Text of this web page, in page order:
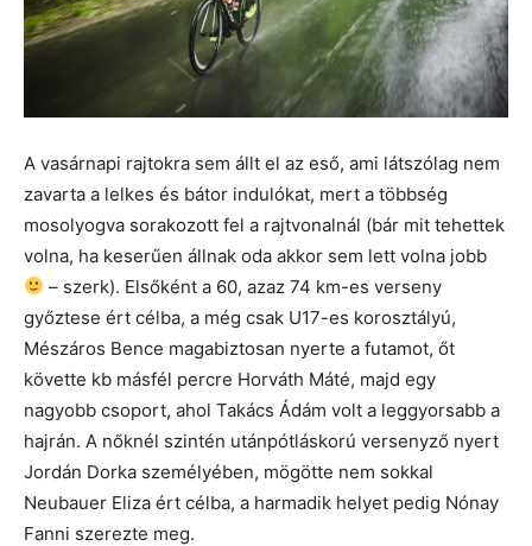
A vasárnapi rajtokra sem állt el az eső, ami látszólag nem
zavarta a lelkes és bátor indulókat, mert a többség
mosolyogva sorakozott fel a rajtvonalnál (bár mit tehettek
volna, ha keserűen állnak oda akkor sem lett volna jobb
– szerk). Elsőként a 60, azaz 74 km-es verseny
győztese ért célba, a még csak U17-es korosztályú,
Mészáros Bence magabiztosan nyerte a futamot, őt
követte kb másfél percre Horváth Máté, majd egy
nagyobb csoport, ahol Takács Ádám volt a leggyorsabb a
hajrán. A nőknél szintén utánpótláskorú versenyző nyert
Jordán Dorka személyében, mögötte nem sokkal
Neubauer Eliza ért célba, a harmadik helyet pedig Nónay
Fanni szerezte meg.